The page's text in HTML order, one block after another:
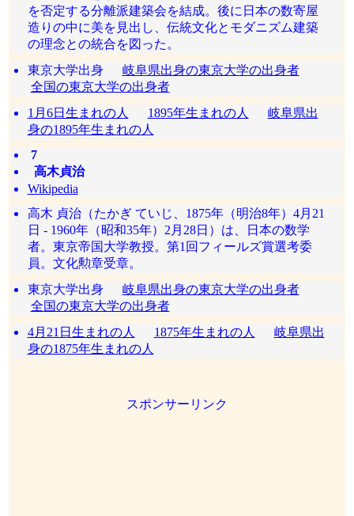
を否定する分離派建築会を結成。後に日本の数寄屋
造りの中に美を見出し、伝統文化とモダニズム建築
の理念との統合を図った。
東京大学出身 岐阜県出身の東京大学の出身者
全国の東京大学の出身者
1月6日生まれの人
1895年生まれの人
岐阜県出
身の1895年生まれの人
7
高木貞治
Wikipedia
高木 貞治（たかぎ ていじ、1875年（明治8年）4月21
日 - 1960年（昭和35年）2月28日）は、日本の数学
者。東京帝国大学教授。第1回フィールズ賞選考委
員。文化勲章受章。
東京大学出身 岐阜県出身の東京大学の出身者
全国の東京大学の出身者
4月21日生まれの人
1875年生まれの人
岐阜県出
身の1875年生まれの人
スポンサーリンク